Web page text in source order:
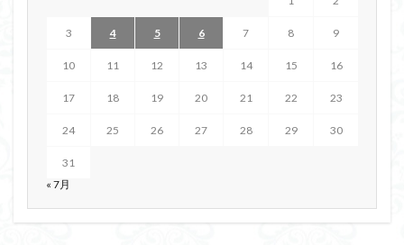
3 4 5 6 7 8 9
10 11 12 13 14 15 16
17 18 19 20 21 22 23
24 25 26 27 28 29 30
31
« 7月